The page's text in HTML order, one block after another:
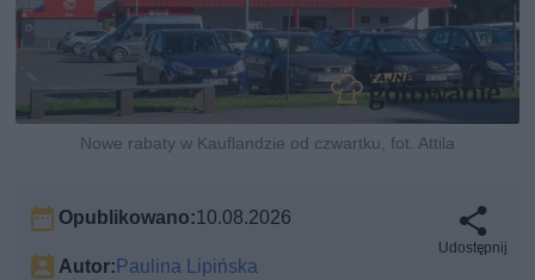
Nowe rabaty w Kauflandzie od czwartku, fot. Attila
Opublikowano:10.08.2026
Autor: Paulina Lipińska
Udostępnij